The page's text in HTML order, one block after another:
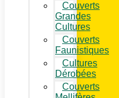
Couverts
Grandes
Cultures
Couverts
Faunistiques
Cultures
Dérobées
Couverts